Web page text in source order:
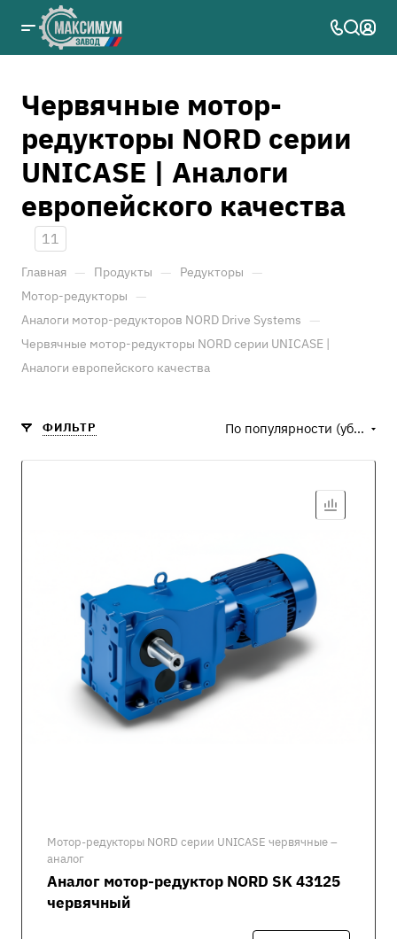
Червячные мотор-
редукторы NORD серии
UNICASE | Аналоги
европейского качества
11
Главная — Продукты — Редукторы —
Мотор-редукторы —
Аналоги мотор-редукторов NORD Drive Systems —
Червячные мотор-редукторы NORD серии UNICASE |
Аналоги европейского качества
ФИЛЬТР По популярности (убывание)
Мотор-редукторы NORD серии UNICASE червячные –
аналог
Аналог мотор-редуктор NORD SK 43125
червячный